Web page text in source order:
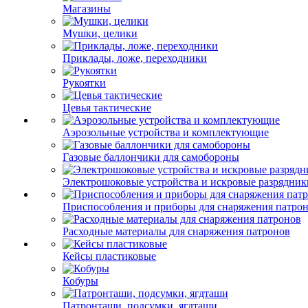
Магазины
Мушки, целики
Приклады, ложе, переходники
Рукоятки
Цевья тактические
Аэрозольные устройства и комплектующие
Газовые баллончики для самобороны
Электрошоковые устройства и искровые
Приспособления и приборы для снаряжения
Расходные материалы для снаряжения патронов
Кейсы пластиковые
Кобуры
Патронташи, подсумки, ягдташи